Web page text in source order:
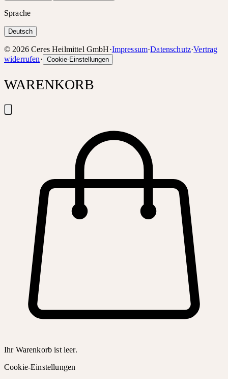
Sprache
Deutsch
© 2026 Ceres Heilmittel GmbH·Impressum·Datenschutz·Vertrag
widerrufen· Cookie-Einstellungen
WARENKORB
Ihr Warenkorb ist leer.
Cookie-Einstellungen